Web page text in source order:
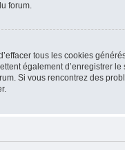
forum.
tous les cookies
également d’enregistrer le
Si vous rencontrez des